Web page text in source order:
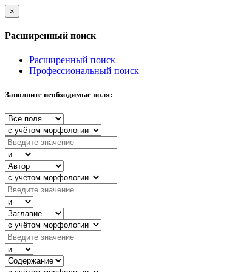
×
Расширенный поиск
Расширенный поиск
Профессиональный поиск
Заполните необходимые поля: